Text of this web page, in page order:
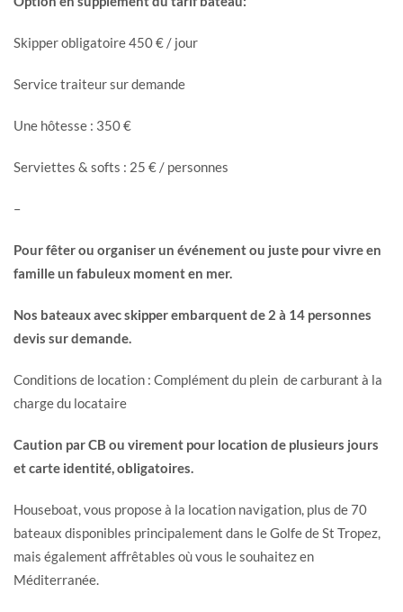
Skipper obligatoire 450 € / jour
Service traiteur sur demande
Une hôtesse : 350 €
Serviettes & softs : 25 € / personnes
–
Pour fêter ou organiser un événement ou juste pour vivre en
famille un fabuleux moment en mer.
Nos bateaux avec skipper embarquent de 2 à 14 personnes
devis sur demande.
Conditions de location : Complément du plein de carburant à la
charge du locataire
Caution par CB ou virement pour location de plusieurs jours
et carte identité, obligatoires.
Houseboat, vous propose à la location navigation, plus de 70
bateaux disponibles principalement dans le Golfe de St Tropez,
mais également affrêtables où vous le souhaitez en
Méditerranée.